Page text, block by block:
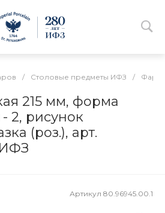
/ Столовые предметы ИФЗ /
215 мм, форма
2, рисунок
(роз.), арт.
ИФЗ
Артикул 80.96945.00.1